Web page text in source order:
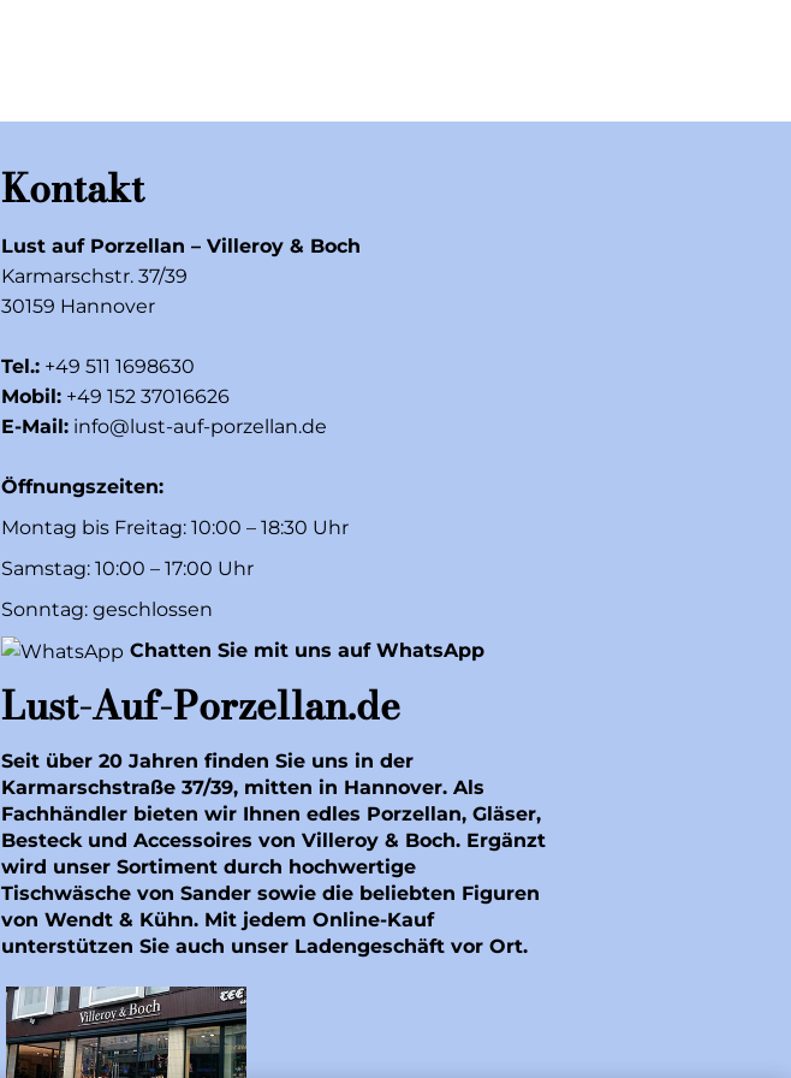
Kontakt
Lust auf Porzellan – Villeroy & Boch
Karmarschstr. 37/39
30159 Hannover
Tel.: +49 511 1698630
Mobil: +49 152 37016626
E-Mail: info@lust-auf-porzellan.de
Öffnungszeiten:
Montag bis Freitag: 10:00 – 18:30 Uhr
Samstag: 10:00 – 17:00 Uhr
Sonntag: geschlossen
Chatten Sie mit uns auf WhatsApp
Lust-Auf-Porzellan.de
Seit über 20 Jahren finden Sie uns in der
Karmarschstraße 37/39, mitten in Hannover. Als
Fachhändler bieten wir Ihnen edles Porzellan, Gläser,
Besteck und Accessoires von Villeroy & Boch. Ergänzt
wird unser Sortiment durch hochwertige
Tischwäsche von Sander sowie die beliebten Figuren
von Wendt & Kühn. Mit jedem Online-Kauf
unterstützen Sie auch unser Ladengeschäft vor Ort.